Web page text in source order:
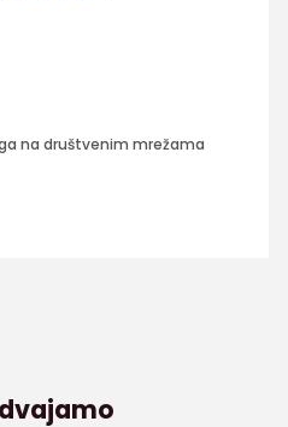
na društvenim mrežama